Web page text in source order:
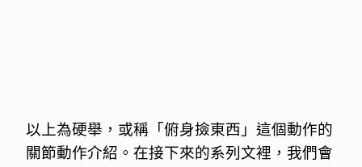
以上為硬舉，或稱「俯身撿東西」這個動作的
關節動作介紹。在接下來的系列文裡，我們會